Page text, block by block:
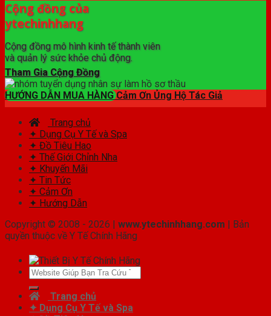
Cộng đồng của
ytechinhhang
Cộng đồng mô hình kinh tế thành viên
và quản lý sức khỏe chủ động.
Tham Gia Cộng Đồng
HƯỚNG DẪN MUA HÀNG Cảm Ơn Ủng Hộ Tác Giả
Trang chủ
✦ Dụng Cụ Y Tế và Spa
✦ Đồ Tiêu Hao
✦ Thế Giới Chỉnh Nha
✦ Khuyến Mãi
✦ Tin Tức
✦ Cảm Ơn
✦ Hướng Dẫn
Copyright © 2008 - 2026 | www.ytechinhhang.com | Bản
quyền thuộc về Y Tế Chính Hãng
Tìm
kiếm:
Trang chủ
✦ Dụng Cụ Y Tế và Spa